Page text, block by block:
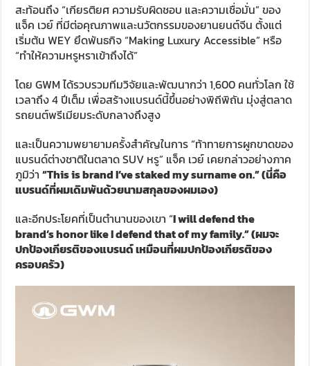
สะท้อนถึง “เกียรติยศ ความรับผิดชอบ และความเชื่อมั่น” ของ
แจ็ค เวย์ ที่มีต่อคุณภาพและนวัตกรรมของยานยนต์จีน ตั้งแต่
เริ่มต้น WEY ยึดพันธกิจ “Making Luxury Accessible” หรือ
“ทำให้ความหรูหราเข้าถึงได้”
โดย GWM ได้รวบรวมทีมวิจัยและพัฒนากว่า 1,600 คนทั่วโลก ใช้
เวลาถึง 4 ปีเต็ม เพื่อสร้างแบรนด์นี้ขึ้นอย่างพิถีพิถัน มุ่งสู่ตลาด
รถยนต์พรีเมียมระดับกลางถึงสูง
และเป็นความพยายามครั้งสำคัญในการ “ท้าทายการผูกขาดของ
แบรนด์ต่างชาติในตลาด SUV หรู” แจ็ค เวย์ เคยกล่าวอย่างภาค
ภูมิว่า“This is brand I’ve staked my surname on.”(นี่คือ
แบรนด์ที่ผมเดิมพันด้วยนามสกุลของผมเอง)
และอีกประโยคที่เป็นตำนานของเขา “I will defend the
brand’s honor like I defend that of my family.” (ผมจะ
ปกป้องเกียรติของแบรนด์ เหมือนที่ผมปกป้องเกียรติของ
ครอบครัว)